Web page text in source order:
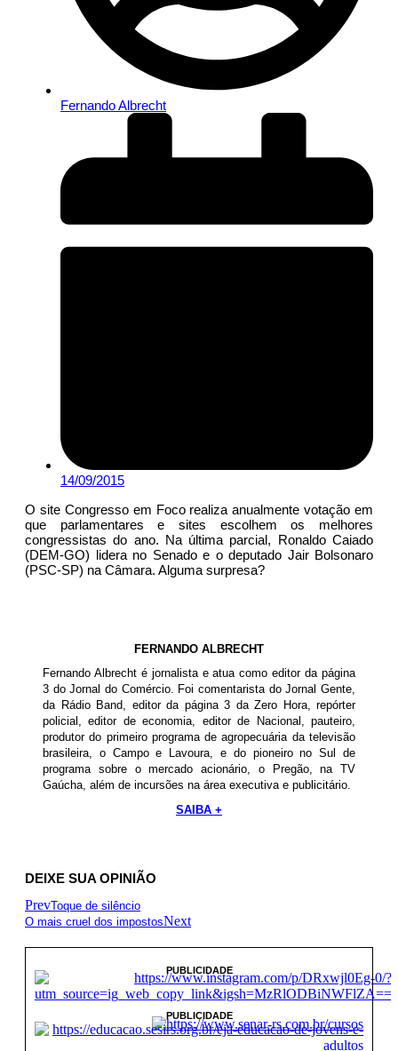
Fernando Albrecht
14/09/2015
O site Congresso em Foco realiza anualmente votação em
que parlamentares e sites escolhem os melhores
congressistas do ano. Na última parcial, Ronaldo Caiado
(DEM-GO) lidera no Senado e o deputado Jair Bolsonaro
(PSC-SP) na Câmara. Alguma surpresa?
FERNANDO ALBRECHT
Fernando Albrecht é jornalista e atua como editor da página
3 do Jornal do Comércio. Foi comentarista do Jornal Gente,
da Rádio Band, editor da página 3 da Zero Hora, repórter
policial, editor de economia, editor de Nacional, pauteiro,
produtor do primeiro programa de agropecuária da televisão
brasileira, o Campo e Lavoura, e do pioneiro no Sul de
programa sobre o mercado acionário, o Pregão, na TV
Gaúcha, além de incursões na área executiva e publicitário.
SAIBA +
DEIXE SUA OPINIÃO
PrevToque de silêncio
O mais cruel dos impostosNext
PUBLICIDADE
PUBLICIDADE